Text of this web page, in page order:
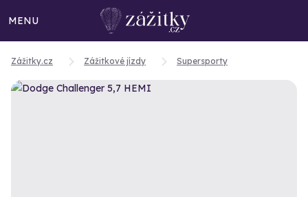
MENU
Zážitky.cz Zážitkové jízdy Supersporty